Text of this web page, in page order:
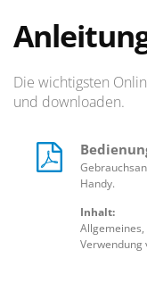
Die wichtigsten
und downloaden.
Handy.
Inhalt:
Verwendung